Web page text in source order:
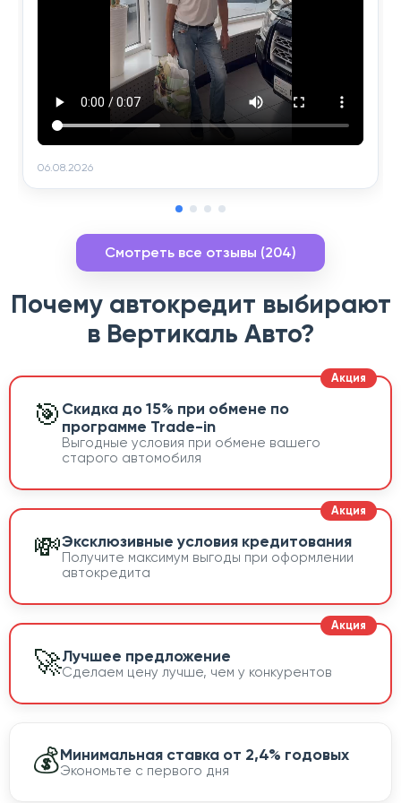
06.08.2026
Смотреть все отзывы (204)
Почему автокредит выбирают
в Вертикаль Авто?
🎯 Скидка до 15% при обмене по
программе Trade-in
Выгодные условия при обмене вашего
старого автомобиля
💸Эксклюзивные условия кредитования
Получите максимум выгоды при оформлении
автокредита
🚀Лучшее предложение
Сделаем цену лучше, чем у конкурентов
💰Минимальная ставка от 2,4% годовых
Экономьте с первого дня